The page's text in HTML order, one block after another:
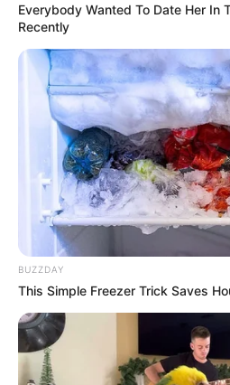
Everybody Wanted To Date Her In
Recently
BUZZDAY
This Simple Freezer Trick Saves